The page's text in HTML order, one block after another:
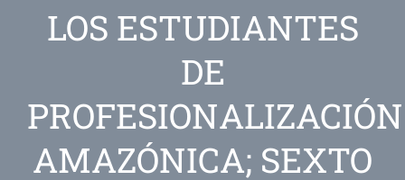
LOS ESTUDIANTES
DE
PROFESIONALIZACIÓN
AMAZÓNICA; SEXTO